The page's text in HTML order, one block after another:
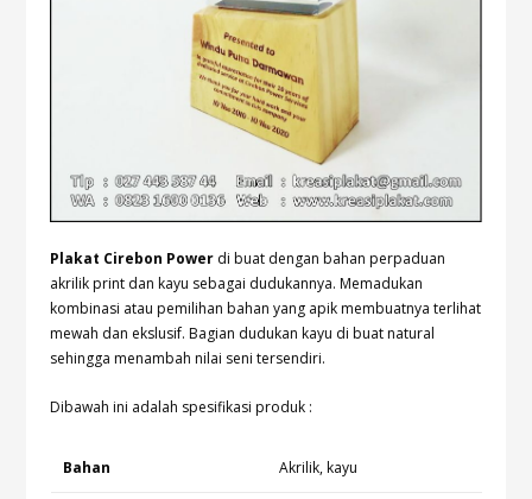
Plakat Cirebon Power di buat dengan bahan perpaduan
akrilik print dan kayu sebagai dudukannya. Memadukan
kombinasi atau pemilihan bahan yang apik membuatnya terlihat
mewah dan ekslusif. Bagian dudukan kayu di buat natural
sehingga menambah nilai seni tersendiri.
Dibawah ini adalah spesifikasi produk :
Bahan Akrilik, kayu